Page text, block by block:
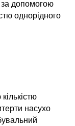
допомогою
однорідного
насухо